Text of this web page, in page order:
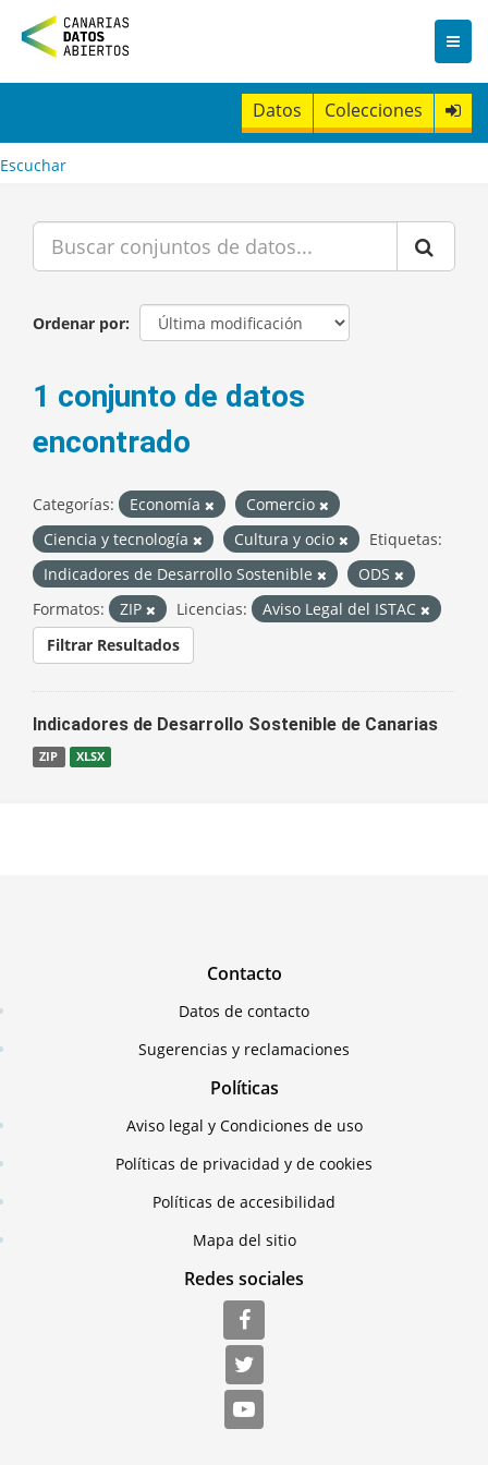
n
t
Datos Colecciones
Escuchar
Ordenar por
1 conjunto de datos
encontrado
Categorías: Economía
Comercio
Ciencia y tecnología
Cultura y ocio
Etiquetas:
Indicadores de Desarrollo Sostenible
ODS
Formatos:
ZIP Licencias:
Aviso Legal del ISTAC
Filtrar Resultados
Indicadores de Desarrollo Sostenible de Canarias
ZIP XLSX
Contacto
Datos de contacto
Sugerencias y reclamaciones
Políticas
Aviso legal y Condiciones de uso
Políticas de privacidad y de cookies
Políticas de accesibilidad
Mapa del sitio
Redes sociales